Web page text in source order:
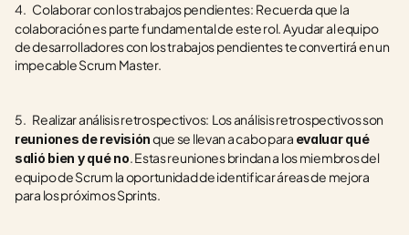
4.    Colaborar con los trabajos pendientes: Recuerda que la
colaboración es parte fundamental de este rol. Ayudar al equipo
de desarrolladores con los trabajos pendientes te convertirá en un
impecable Scrum Master.
5.    Realizar análisis retrospectivos:
reuniones de revisión que se llevan a cabo para evaluar qué
salió bien y qué no. Estas reuniones brindan a los miembros del
equipo de Scrum la oportunidad de identificar áreas de mejora
para los próximos Sprints.